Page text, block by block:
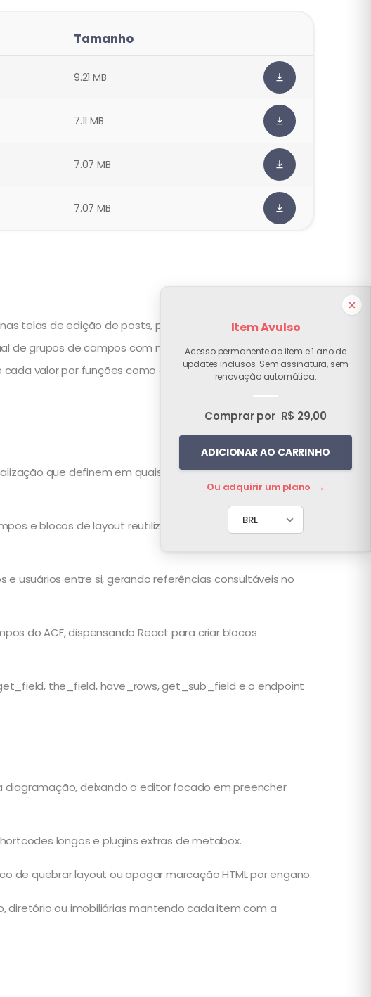
Tamanho
9.21 MB
7.11 MB
7.07 MB
7.07 MB
telas de edição de posts, páginas, taxonomias, usuários
de grupos de campos com mais de 30 tipos prontos —
cada valor por funções como get_field() e the_field() no
que definem em quais telas o metabox aparece
e blocos de layout reutilizáveis dentro de um único
usuários entre si, gerando referências consultáveis no
do ACF, dispensando React para criar blocos
the_field, have_rows, get_sub_field e o endpoint
deixando o editor focado em preencher
longos e plugins extras de metabox.
de quebrar layout ou apagar marcação HTML por engano.
ou imobiliárias mantendo cada item com a
Item Avulso
Acesso permanente ao item e 1 ano de
updates inclusos. Sem assinatura, sem
renovação automática.
Comprar por R$ 29,00
ADICIONAR AO CARRINHO
Ou adquirir um plano →